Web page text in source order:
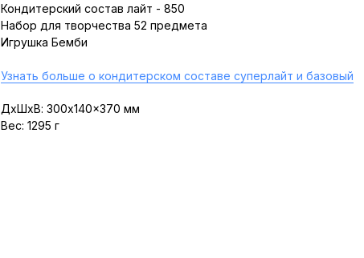
Кондитерский состав лайт - 850
Набор для творчества 52 предмета
Игрушка Бемби
Узнать больше о кондитерском составе суперлайт и базовый
ДxШxВ: 300x140x370 мм
Вес: 1295 г